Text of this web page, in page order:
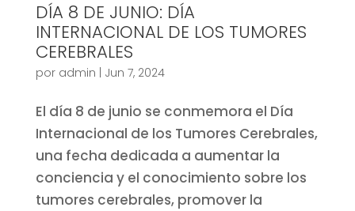
DÍA 8 DE JUNIO: DÍA
INTERNACIONAL DE LOS TUMORES
CEREBRALES
por admin Jun 7, 2024
El día 8 de junio se conmemora el Día
Internacional de los Tumores Cerebrales,
una fecha dedicada a aumentar la
conciencia y el conocimiento sobre los
tumores cerebrales, promover la